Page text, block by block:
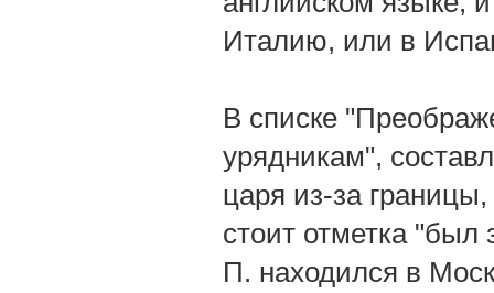
Италию, или в
В списке
урядникам",
царя из-за
стоит отметка "был
П. находился в